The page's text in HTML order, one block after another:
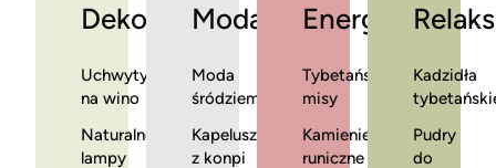
Dekoracje
Uchwyty
na wino
Naturalne
lampy
Moda
Moda
śródziemnomorska
Kapelusze
z konpi
Energia
Tybetańskie
misy
Kamienie
runiczne
Relaks
Kadzidła
Pudry
do